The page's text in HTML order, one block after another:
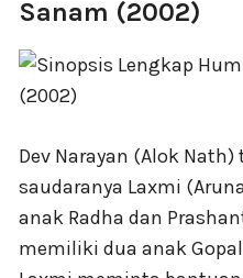
Sanam (2002)
Dev Narayan (Alok
saudaranya Laxmi
anak Radha dan
memiliki dua anak